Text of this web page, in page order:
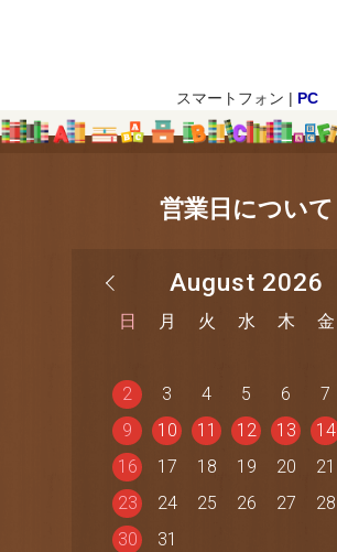
スマートフォン | PC
営業日について
August 2026
日 月 火 水 木 金
2
3 4 5 6 7
9
10 11 12 13 14
16
17 18 19 20 21
23
24 25 26 27 28
30
31